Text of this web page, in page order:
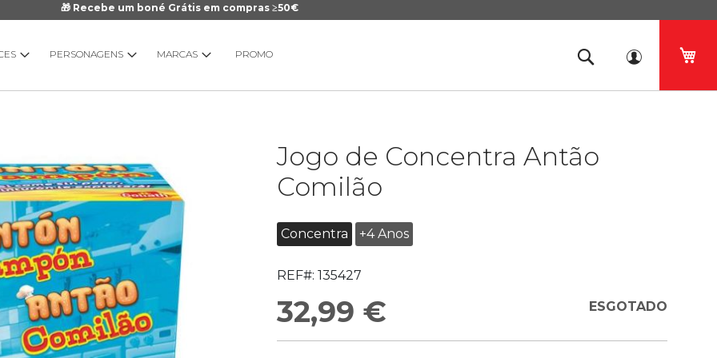
🎁 Recebe um boné Grátis em compras ≥50€
PERSONAGENS MARCAS PROMO
Jogo de Concentra Antão
Comilão
Concentra +4 Anos
REF#: 135427
32,99 € ESGOTADO
início
Galeria
imagens